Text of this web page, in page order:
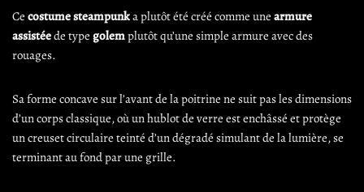
Ce costume steampunka plutôt été créé comme une armure
assistéede type golemplutôt qu’une simple armure avec des
rouages.
Sa forme concave sur l’avant de la poitrine ne suit pas les dimensions
d’un corps classique, où un hublot de verre est enchâssé et protège
un creuset circulaire teinté d’un dégradé simulant de la lumière, se
terminant au fond par une grille.